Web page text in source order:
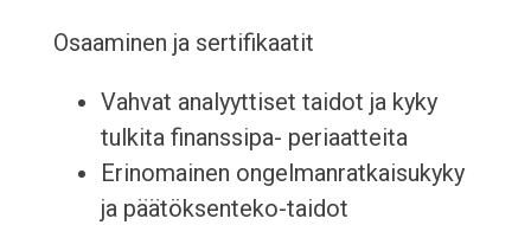
Osaaminen ja sertifikaatit
Vahvat analyyttiset taidot ja kyky
tulkita finanssipa- periaatteita
Erinomainen ongelmanratkaisukyky
ja päätöksenteko-taidot